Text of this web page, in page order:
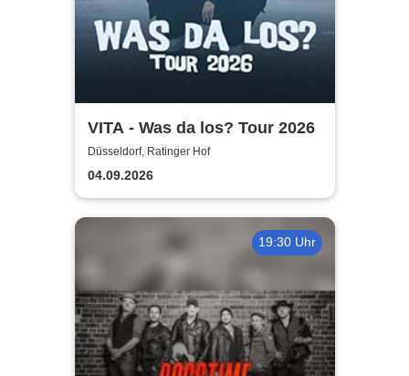
VITA - Was da los? Tour 2026
Düsseldorf, Ratinger Hof
04.09.2026
19:30 Uhr